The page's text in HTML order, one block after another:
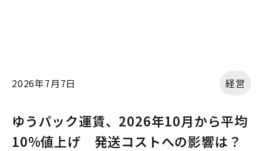
2026年7月7日 経営
ゆうパック運賃、2026年10月から平均
10%値上げ 発送コストへの影響は？